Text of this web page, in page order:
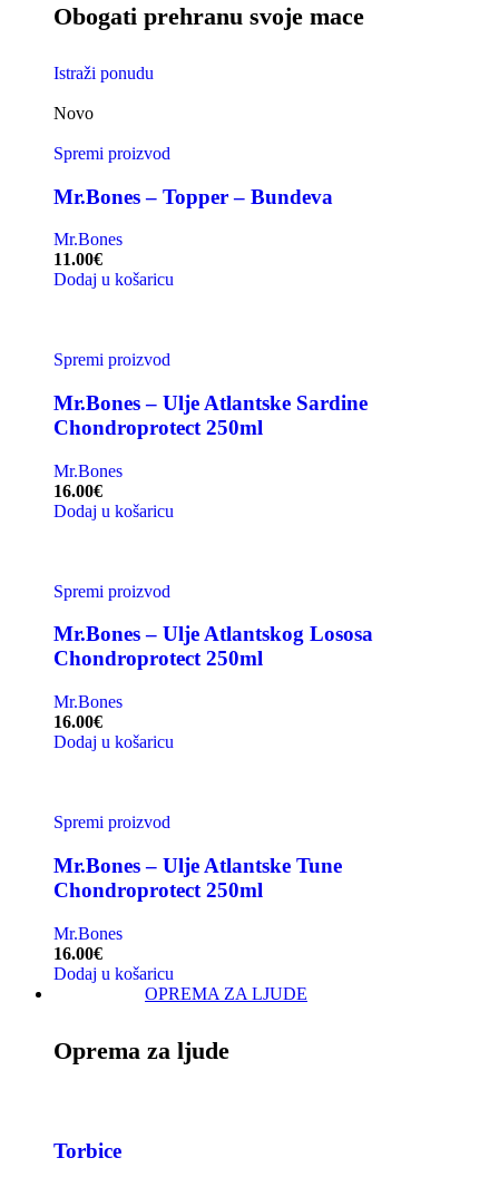
Obogati prehranu svoje mace
Istraži ponudu
Novo
Spremi proizvod
Mr.Bones – Topper – Bundeva
Mr.Bones
11.00€
Dodaj u košaricu
Spremi proizvod
Mr.Bones – Ulje Atlantske Sardine
Chondroprotect 250ml
Mr.Bones
16.00€
Dodaj u košaricu
Spremi proizvod
Mr.Bones – Ulje Atlantskog Lososa
Chondroprotect 250ml
Mr.Bones
16.00€
Dodaj u košaricu
Spremi proizvod
Mr.Bones – Ulje Atlantske Tune
Chondroprotect 250ml
Mr.Bones
16.00€
Dodaj u košaricu
OPREMA ZA LJUDE
Oprema za ljude
Torbice